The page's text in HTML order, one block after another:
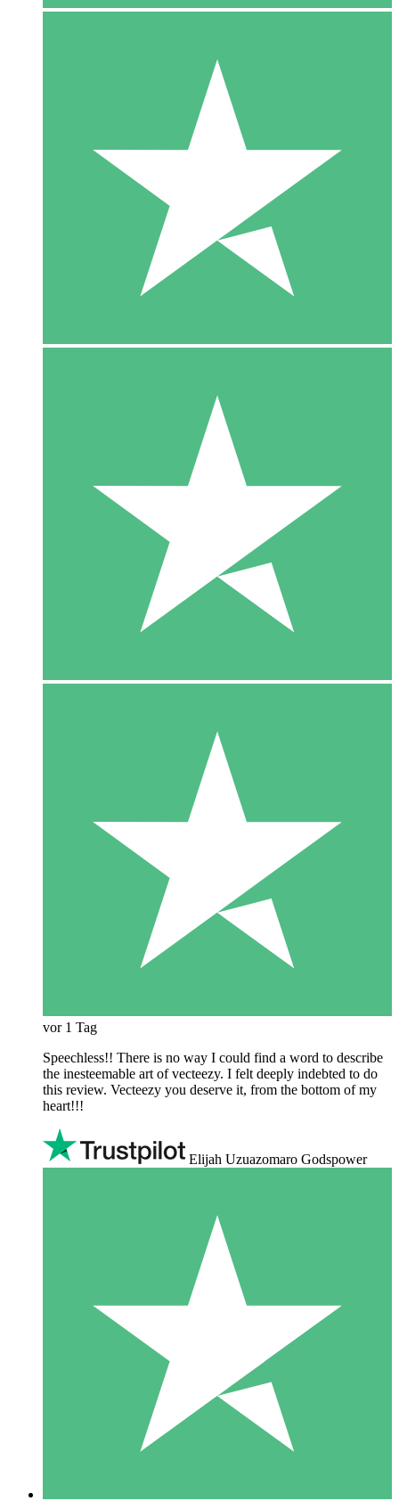
vor 1 Tag
Speechless!! There is no way I could find a word to describe
the inesteemable art of vecteezy. I felt deeply indebted to do
this review. Vecteezy you deserve it, from the bottom of my
heart!!!
Elijah Uzuazomaro Godspower